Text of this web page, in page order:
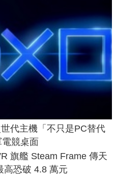
代主機「不只是PC替代
競桌面
旗艦 Steam Frame 傳天
高恐破 4.8 萬元